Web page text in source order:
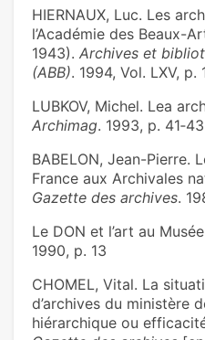
HIERNAUX, Luc. Les
l’Académie des Beaux-
1943). Archives et
(ABB). 1994, Vol. LXV, p.
LUBKOV, Michel. Lea
Archimag. 1993, p. 41‑43
BABELON, Jean-Pierre.
France aux Archivales
Gazette des archives.
Le DON et l’art au Musée
1990, p. 13
CHOMEL, Vital. La
d’archives du ministère
hiérarchique ou